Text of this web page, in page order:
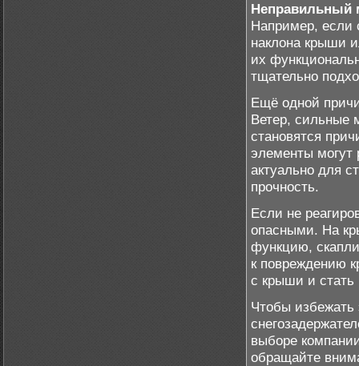
Неправильный
Например, если
наклона крыши
их
тщательно
Ещё одной
Ветер, сильные
становятся
элементы могут
актуально для
прочность.
Если не
опасными. На
функцию,
к повреждению
с крыши и
Чтобы избежать
выборе
обращайте